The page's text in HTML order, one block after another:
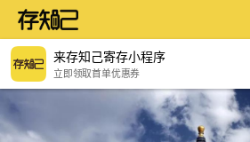
来存知己寄存小程序
立即领取首单优惠券